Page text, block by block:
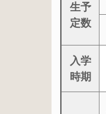
生予
定数
入学
時期